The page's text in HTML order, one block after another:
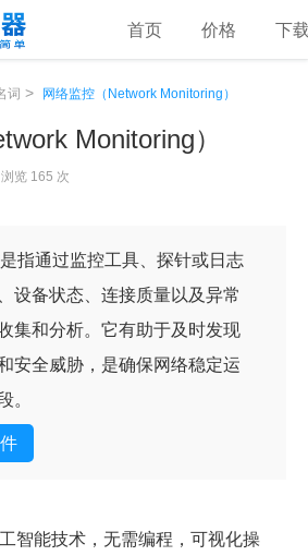
首页 价格 下
词 > 网络监控（Network Monitoring）
Monitoring）
浏览 165 次
指通过监控工具、探针或日志
设备状态、连接质量以及异常
集和分析。它有助于及时发现
安全威胁，是确保网络稳定运
。
工智能技术，无需编程，可视化操